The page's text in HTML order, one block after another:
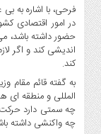
فرحی، با اشاره به
در امور اقتصادی
حضور داشته باشد،
اندیشی کند و اگر
کند.
به گفته قائم مقام
المللی و منطقه ای
چه سمتی دارد
چه واکنشی داشته